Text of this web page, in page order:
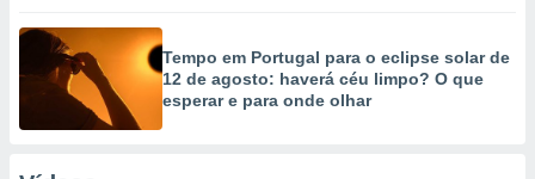
Tempo em Portugal para o eclipse solar de
12 de agosto: haverá céu limpo? O que
esperar e para onde olhar